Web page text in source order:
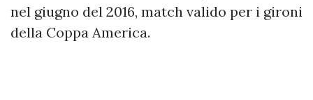
nel giugno del 2016, match valido per i gironi
della Coppa America.